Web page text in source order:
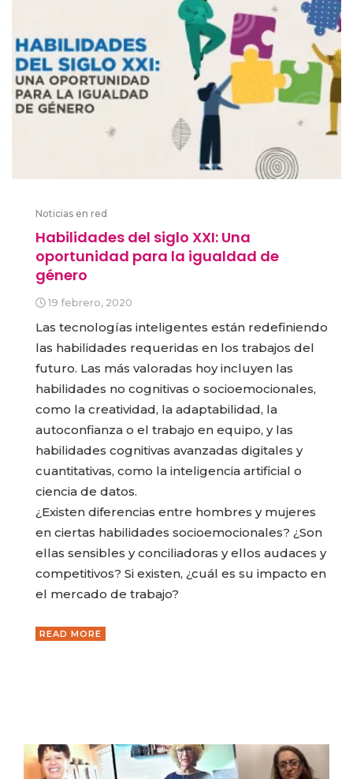
Noticias en red
Habilidades del siglo XXI: Una
oportunidad para la igualdad de
género
19 febrero, 2020
Las tecnologías inteligentes están redefiniendo
las habilidades requeridas en los trabajos del
futuro. Las más valoradas hoy incluyen las
habilidades no cognitivas o socioemocionales,
como la creatividad, la adaptabilidad, la
autoconfianza o el trabajo en equipo, y las
habilidades cognitivas avanzadas digitales y
cuantitativas, como la inteligencia artificial o
ciencia de datos.
¿Existen diferencias entre hombres y mujeres
en ciertas habilidades socioemocionales? ¿Son
ellas sensibles y conciliadoras y ellos audaces y
competitivos? Si existen, ¿cuál es su impacto en
el mercado de trabajo?
READ MORE